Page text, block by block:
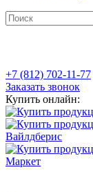
+7 (812) 702-11-77
Заказать звонок
Купить онлайн: